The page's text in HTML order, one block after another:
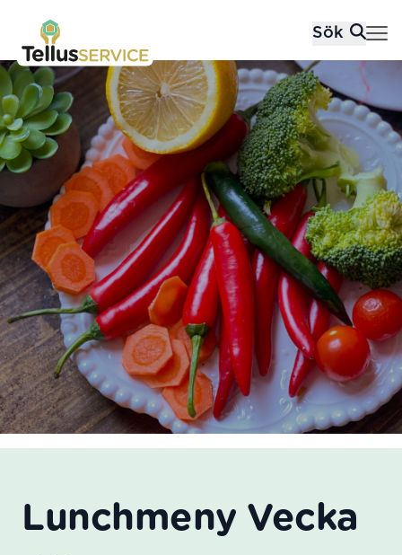
Hoppa till innehåll
Tellusfood Sök
Lunchmeny Vecka